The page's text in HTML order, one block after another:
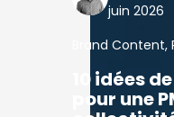
juin 2026
Brand Content,
10 idées
pour une